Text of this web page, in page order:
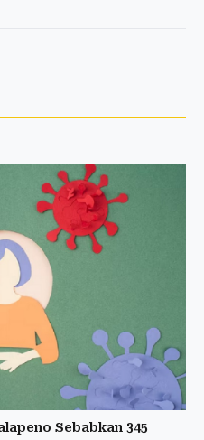
Sebabkan 345